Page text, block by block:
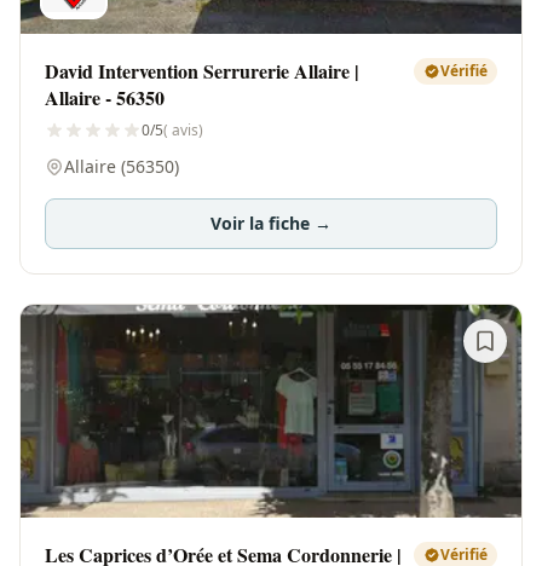
David Intervention Serrurerie Allaire |
Allaire - 56350
Vérifié
0/5( avis)
Allaire (56350)
Voir la fiche →
Les Caprices d’Orée et Sema Cordonnerie |
Vérifié